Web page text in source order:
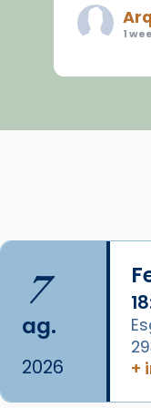
1
juliol
📸 J.
View on
7
ag.
2026
+